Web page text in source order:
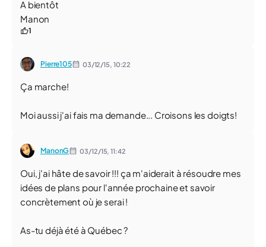
A bientôt
Manon
1
Pierre105 03/12/15, 10:22
Ça marche!
Moi aussi j'ai fais ma demande... Croisons les doigts!
ManonG 03/12/15,11:42
Oui, j'ai hâte de savoir !!! ça m'aiderait à résoudre mes
idées de plans pour l'année prochaine et savoir
concrètement où je serai !
As-tu déjà été à Québec ?